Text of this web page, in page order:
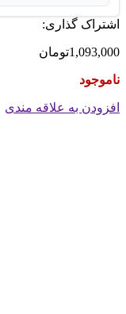
اشتراک گذاری:
1,093,000تومان
ناموجود
افزودن به علاقه مندی